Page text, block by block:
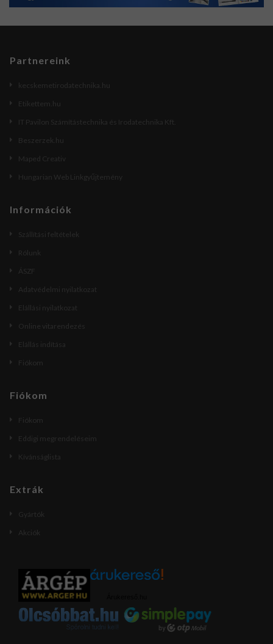
Partnereink
kecskemetirodatechnika.hu
Etikettem.hu
IT Pavilon Számítástechnika és Irodatechnika Kft.
Beszerzek.hu
Maped Creativ
Hungarian Web Linkgyűjtemény
Információk
Szállítási feltételek
Rólunk
ÁSZF
Adatvédelmi nyilatkozat
Elállási nyilatkozat
Online vitarendezés
Elállás indítása
Fiókom
Fiókom
Fiókom
Eddigi megrendeléseim
Kívánságlista
Extrák
Gyártók
Akciók